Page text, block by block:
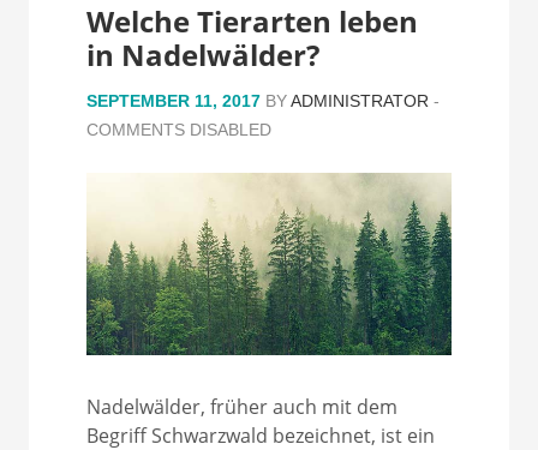
Welche Tierarten leben
in Nadelwälder?
SEPTEMBER 11, 2017 BYADMINISTRATOR -
COMMENTS DISABLED
Nadelwälder, früher auch mit dem
Begriff Schwarzwald bezeichnet, ist ein